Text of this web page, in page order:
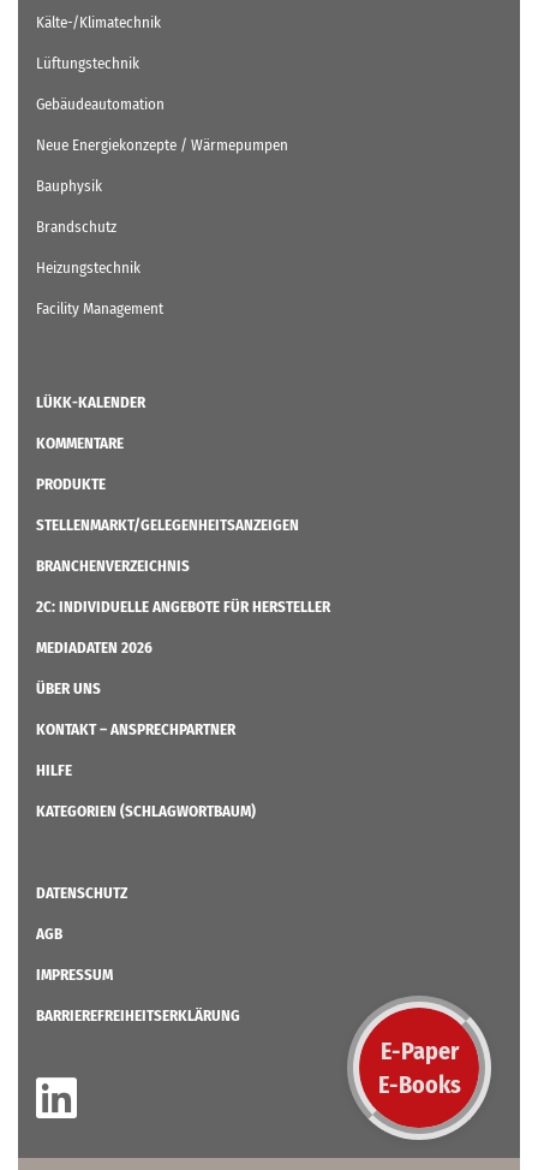
Kälte-/Klimatechnik
Lüftungstechnik
Gebäudeautomation
Neue Energiekonzepte / Wärmepumpen
Bauphysik
Brandschutz
Heizungstechnik
Facility Management
LÜKK-KALENDER
KOMMENTARE
PRODUKTE
STELLENMARKT/GELEGENHEITSANZEIGEN
BRANCHENVERZEICHNIS
2C: INDIVIDUELLE ANGEBOTE FÜR HERSTELLER
MEDIADATEN 2026
ÜBER UNS
KONTAKT – ANSPRECHPARTNER
HILFE
KATEGORIEN (SCHLAGWORTBAUM)
DATENSCHUTZ
AGB
IMPRESSUM
BARRIEREFREIHEITSERKLÄRUNG
E-Paper
E-Books